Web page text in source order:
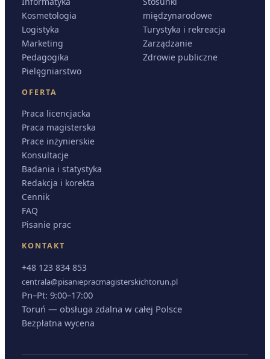
Kosmetologia
Logistyka
Marketing
Pedagogika
Pielęgniarstwo
międzynarodowe
Turystyka i rekreacja
Zarządzanie
Zdrowie publiczne
OFERTA
Praca licencjacka
Praca magisterska
Prace inżynierskie
Konsultacje
Badania i statystyka
Redakcja i korekta
Cennik
FAQ
Pisanie prac
KONTAKT
+48 123 834 853
centrala@pisaniepracmagisterskichtorun.pl
Pn–Pt: 9:00–17:00
Toruń — obsługa zdalna w całej Polsce
Bezpłatna wycena